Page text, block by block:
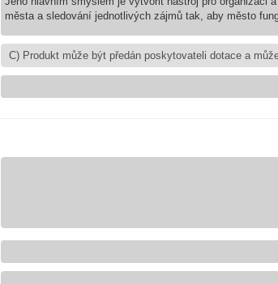
města a sledování jednotlivých zájmů tak, aby město